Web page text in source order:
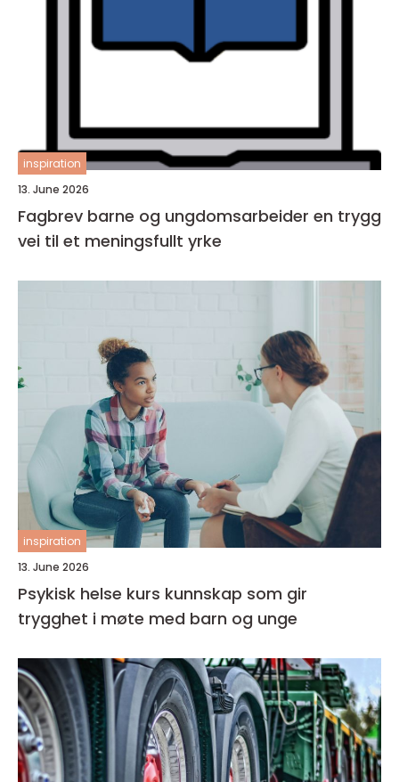
inspiration
13. June 2026
Fagbrev barne og ungdomsarbeider en trygg
vei til et meningsfullt yrke
inspiration
13. June 2026
Psykisk helse kurs kunnskap som gir
trygghet i møte med barn og unge